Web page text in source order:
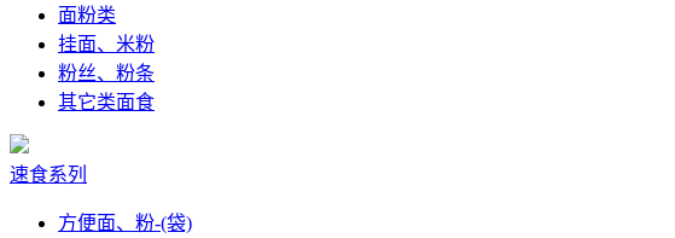
面粉类
挂面、米粉
粉丝、粉条
其它类面食
速食系列
方便面、粉-(袋)